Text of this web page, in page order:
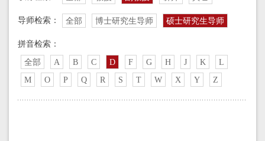
导师检索： 全部 博士研究生导师 硕士研究生导师
拼音检索：
全部 A B C D F G H J K
L
M
O P Q R S T W X Y Z